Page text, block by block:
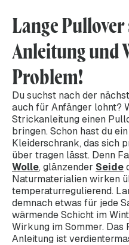
Lange
Anleitung und
Problem!
Du suchst nach der
auch für Anfänger lohnt?
Strickanleitung einen
bringen. Schon hast du
Kleiderschrank, das sich
über tragen lässt. Denn
Wolle, glänzender Seide
Naturmaterialien wirken
temperaturregulierend.
demnach etwas für jede
wärmende Schicht im
Wirkung im Sommer.
Anleitung ist